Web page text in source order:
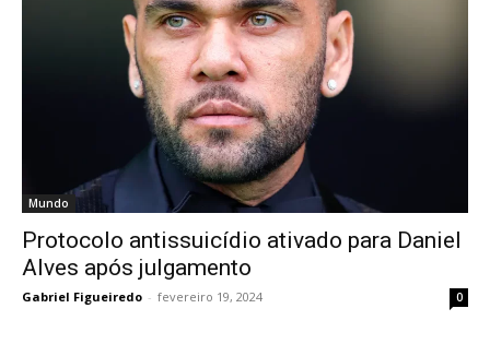
Mundo
Protocolo antissuicídio ativado para Daniel
Alves após julgamento
Gabriel Figueiredo - fevereiro 19, 2024 0